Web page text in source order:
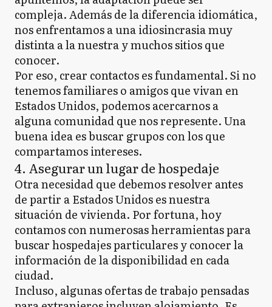
compleja. Además de la diferencia idiomática,
nos enfrentamos a una idiosincrasia muy
distinta a la nuestra y muchos sitios que
conocer.
Por eso, crear contactos es fundamental. Si no
tenemos familiares o amigos que vivan en
Estados Unidos, podemos acercarnos a
alguna comunidad que nos represente. Una
buena idea es buscar grupos con los que
compartamos intereses.
4. Asegurar un lugar de hospedaje
Otra necesidad que debemos resolver antes
de partir a Estados Unidos es nuestra
situación de vivienda. Por fortuna, hoy
contamos con numerosas herramientas para
buscar hospedajes particulares y conocer la
información de la disponibilidad en cada
ciudad.
Incluso, algunas ofertas de trabajo pensadas